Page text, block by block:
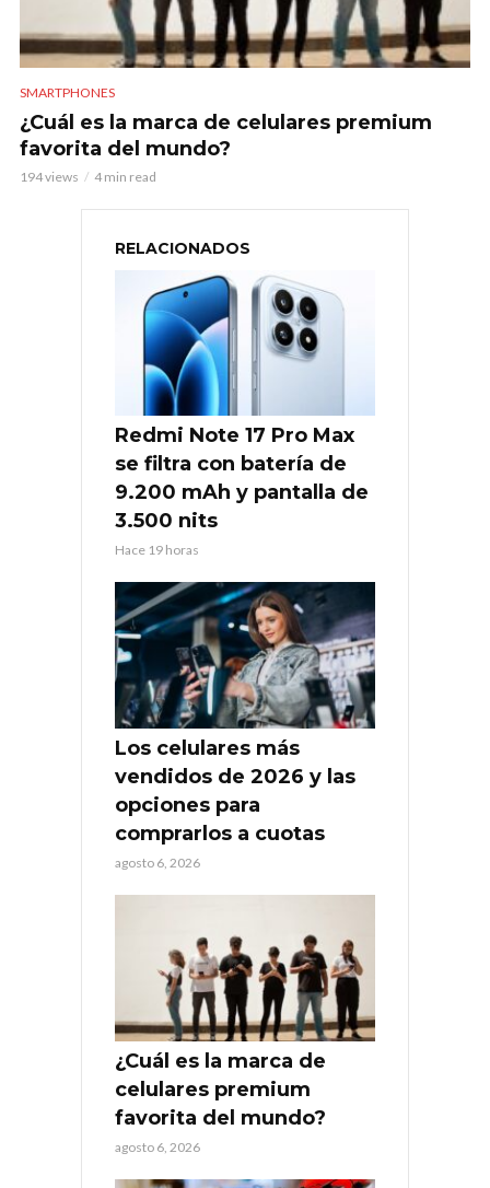
SMARTPHONES
¿Cuál es la marca de celulares premium
favorita del mundo?
194 views 4 min read
RELACIONADOS
Redmi Note 17 Pro Max
se filtra con batería de
9.200 mAh y pantalla de
3.500 nits
Hace 19 horas
Los celulares más
vendidos de 2026 y las
opciones para
comprarlos a cuotas
agosto 6, 2026
¿Cuál es la marca de
celulares premium
favorita del mundo?
agosto 6, 2026